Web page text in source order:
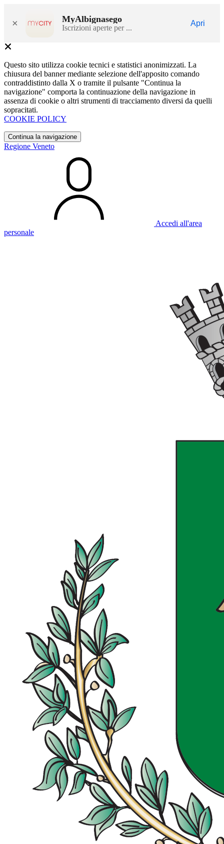
× MyAlbignasego
Iscrizioni aperte per ...
Apri
Questo sito utilizza cookie tecnici e statistici anonimizzati. La
chiusura del banner mediante selezione dell'apposito comando
contraddistinto dalla X o tramite il pulsante "Continua la
navigazione" comporta la continuazione della navigazione in
assenza di cookie o altri strumenti di tracciamento diversi da quelli
sopracitati.
COOKIE POLICY
Continua la navigazione
Regione Veneto
Accedi all'area
personale